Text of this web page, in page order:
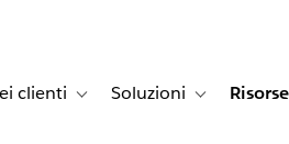
for Prodotti
clienti Toggle sub-navigation for Storie
Soluzioni Toggle sub-
Risorse